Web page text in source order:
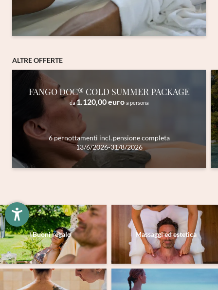
ALTRE OFFERTE
FANGO DOC® COLD SUMMER PACKAGE
da1.120,00 euro a persona
6 pernottamenti incl. pensione completa
13/6/2026-31/8/2026
Buoni regalo Massaggi ed estetica
Registrazione alla newsletter
Nome Cognome*
E-mail*
Consenso marketing*